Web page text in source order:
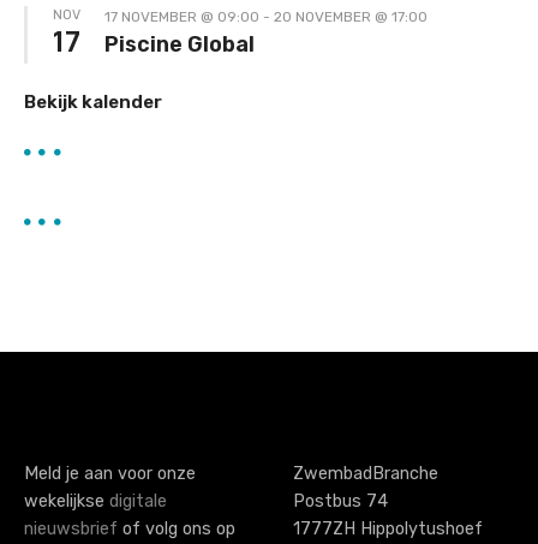
NOV
17
17 NOVEMBER @ 09:00 - 20 NOVEMBER @ 17:00
Piscine Global
Bekijk kalender
Meld je aan voor onze
wekelijkse digitale
nieuwsbrief of volg ons op
ZwembadBranche
Postbus 74
1777ZH Hippolytushoef